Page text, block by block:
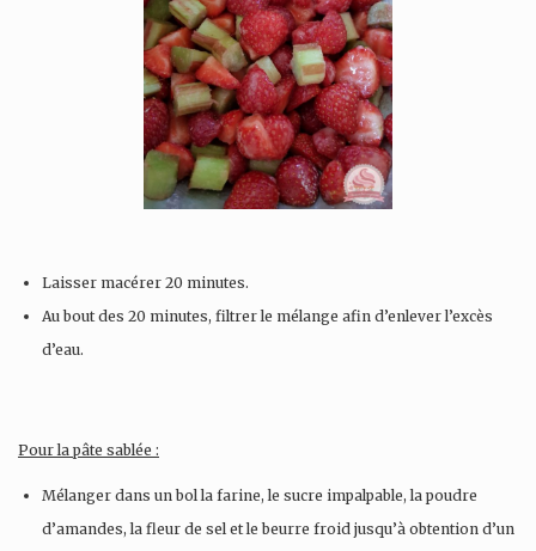
Laisser macérer 20 minutes.
Au bout des 20 minutes, filtrer le mélange afin d’enlever l’excès
d’eau.
Pour la pâte sablée :
Mélanger dans un bol la farine, le sucre impalpable, la poudre
d’amandes, la fleur de sel et le beurre froid jusqu’à obtention d’un